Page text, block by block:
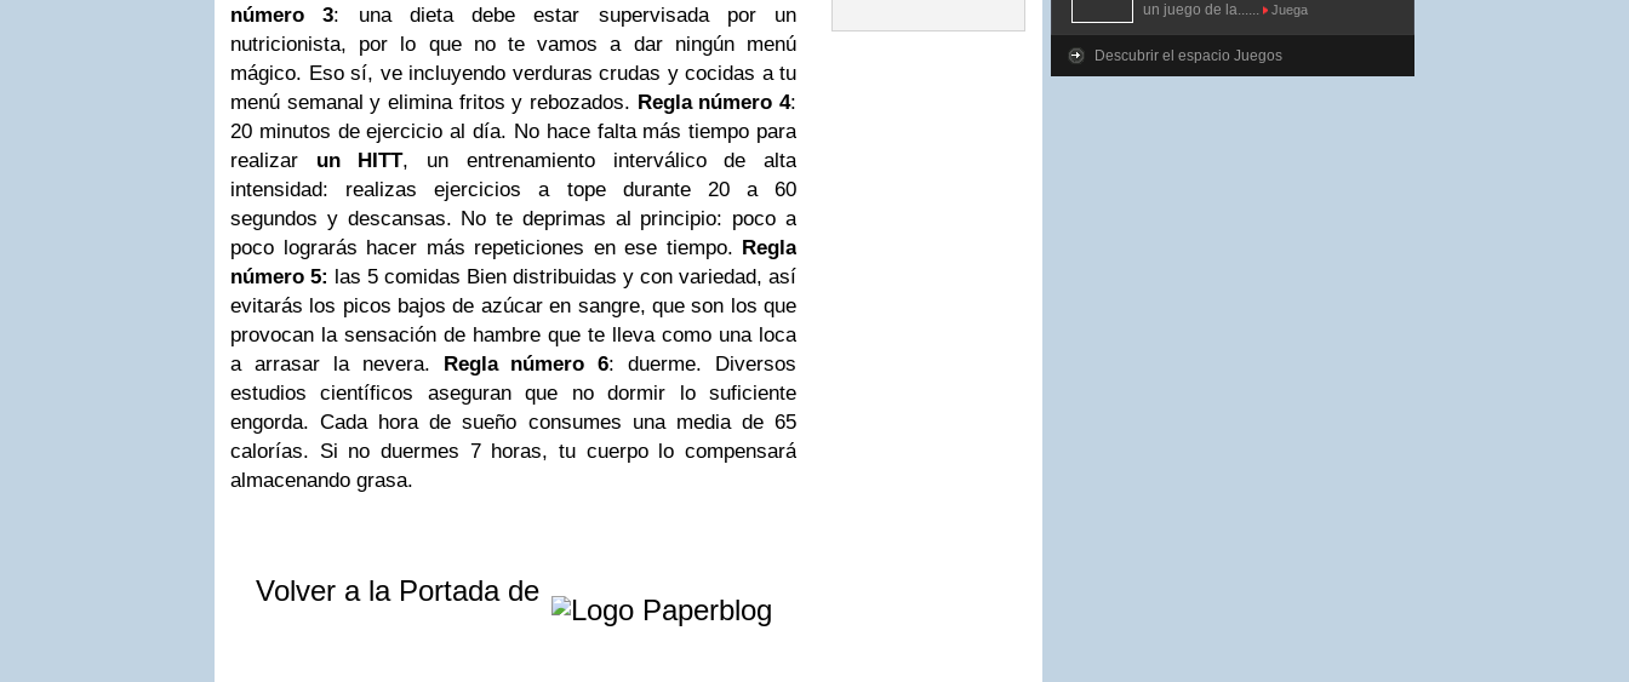
número 3: una dieta debe estar supervisada por un
nutricionista, por lo que no te vamos a dar ningún menú
mágico. Eso sí, ve incluyendo verduras crudas y cocidas a tu
menú semanal y elimina fritos y rebozados. Regla número 4:
20 minutos de ejercicio al día. No hace falta más tiempo para
realizar un HITT, un entrenamiento interválico de alta
intensidad: realizas ejercicios a tope durante 20 a 60
segundos y descansas. No te deprimas al principio: poco a
poco lograrás hacer más repeticiones en ese tiempo. Regla
número 5: las 5 comidas Bien distribuidas y con variedad, así
evitarás los picos bajos de azúcar en sangre, que son los que
provocan la sensación de hambre que te lleva como una loca
a arrasar la nevera. Regla número 6: duerme. Diversos
estudios científicos aseguran que no dormir lo suficiente
engorda. Cada hora de sueño consumes una media de 65
calorías. Si no duermes 7 horas, tu cuerpo lo compensará
almacenando grasa.
Volver a la Portada de
un juego de la......
Juega
Descubrir el espacio Juegos